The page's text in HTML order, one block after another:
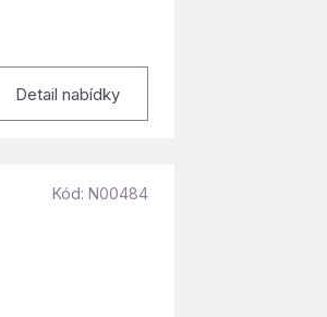
Detail nabídky
Kód: N00484